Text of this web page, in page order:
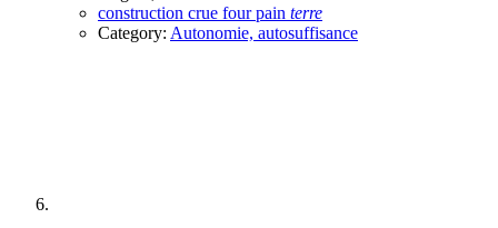
construction crue fourpain terre
Category: Autonomie, autosuffisance